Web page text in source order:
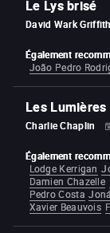
Le Lys brisé
David Wark Griffith
Également
João Pedro
Les
Charlie Chaplin
Également
Lodge Kerrigan
Damien Chazelle
Pedro Costa
Xavier Beauvois